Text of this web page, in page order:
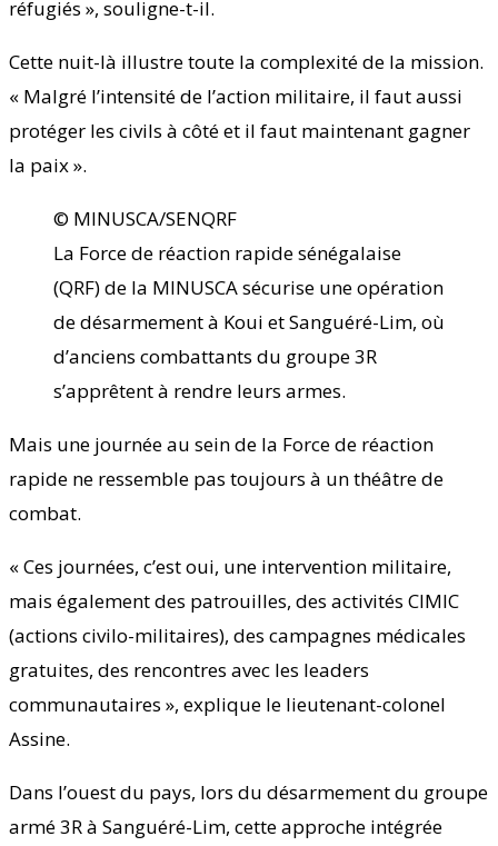
réfugiés », souligne-t-il.
Cette nuit-là illustre toute la complexité de la mission.
« Malgré l’intensité de l’action militaire, il faut aussi
protéger les civils à côté et il faut maintenant gagner
la paix ».
© MINUSCA/SENQRF
La Force de réaction rapide sénégalaise
(QRF) de la MINUSCA sécurise une opération
de désarmement à Koui et Sanguéré-Lim, où
d’anciens combattants du groupe 3R
s’apprêtent à rendre leurs armes.
Mais une journée au sein de la Force de réaction
rapide ne ressemble pas toujours à un théâtre de
combat.
« Ces journées, c’est oui, une intervention militaire,
mais également des patrouilles, des activités CIMIC
(actions civilo-militaires), des campagnes médicales
gratuites, des rencontres avec les leaders
communautaires », explique le lieutenant-colonel
Assine.
Dans l’ouest du pays, lors du désarmement du groupe
armé 3R à Sanguéré-Lim, cette approche intégrée